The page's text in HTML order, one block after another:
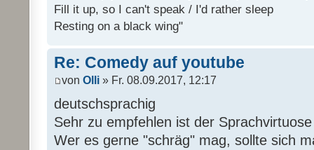
Fill it up, so I can't speak / I'd rather sleep
Resting on a black wing"
Re: Comedy auf youtube
von Olli » Fr. 08.09.2017, 12:17
deutschsprachig
Sehr zu empfehlen ist der
Wer es gerne "schräg" mag, sollte sich